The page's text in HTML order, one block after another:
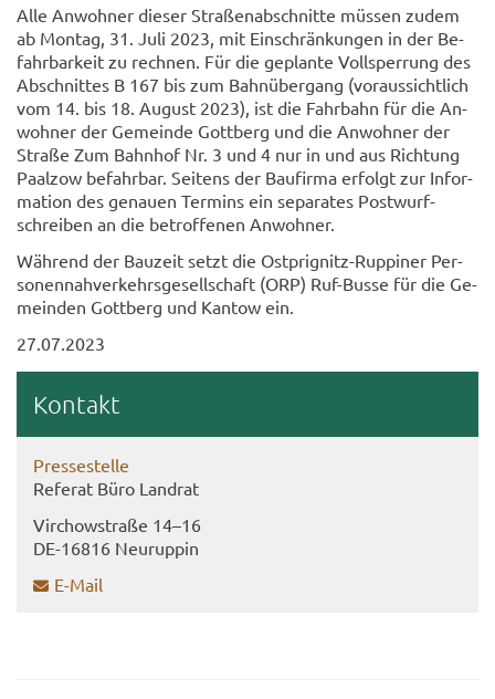
Alle An­woh­ner die­ser Stra­ßen­ab­schnit­te müs­sen zudem
ab Mon­tag, 31. Juli 2023, mit Ein­schrän­kun­gen in der Be­
fahr­bar­keit zu rech­nen. Für die ge­plan­te Voll­sper­rung des
Ab­schnit­tes B 167 bis zum Bahn­über­gang (vor­aus­sicht­lich
vom 14. bis 18. Au­gust 2023), ist die Fahr­bahn für die An­
woh­ner der Ge­mein­de Gott­berg und die An­woh­ner der
Stra­ße Zum Bahn­hof Nr. 3 und 4 nur in und aus Rich­tung
Paal­zow be­fahr­bar. Sei­tens der Bau­fir­ma er­folgt zur In­for­
ma­ti­on des ge­nau­en Ter­mins ein se­pa­ra­tes Post­wurf­
schrei­ben an die be­trof­fe­nen An­woh­ner.
Wäh­rend der Bau­zeit setzt die Ostprignitz-​Ruppiner Per­
so­nen­nah­ver­kehrs­ge­sell­schaft (ORP) Ruf-​Busse für die Ge­
mein­den Gott­berg und Kan­tow ein.
27.07.2023
Kon­takt
Pres­se­stel­le
Re­fe­rat Büro Land­rat
Virch­ow­stra­ße 14–16
DE-​16816 Neu­rup­pin
E-​Mail